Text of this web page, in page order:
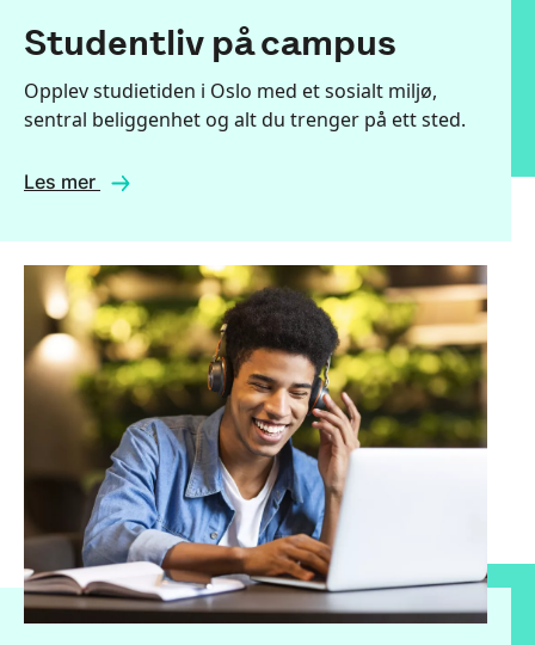
Studentliv på campus
Opplev studietiden i Oslo med et sosialt miljø,
sentral beliggenhet og alt du trenger på ett sted.
Les mer